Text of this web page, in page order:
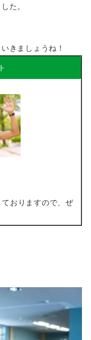
た。
きましょうね！
おりますので、ぜ